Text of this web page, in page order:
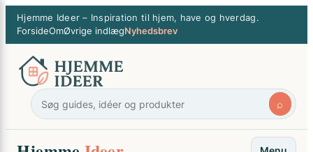
Spring
indhold
Hjemme Ideer – Inspiration til hjem, have og hverdag.
ForsideOmØvrige indlægNyhedsbrev
⌕
greb,
stor
forskel